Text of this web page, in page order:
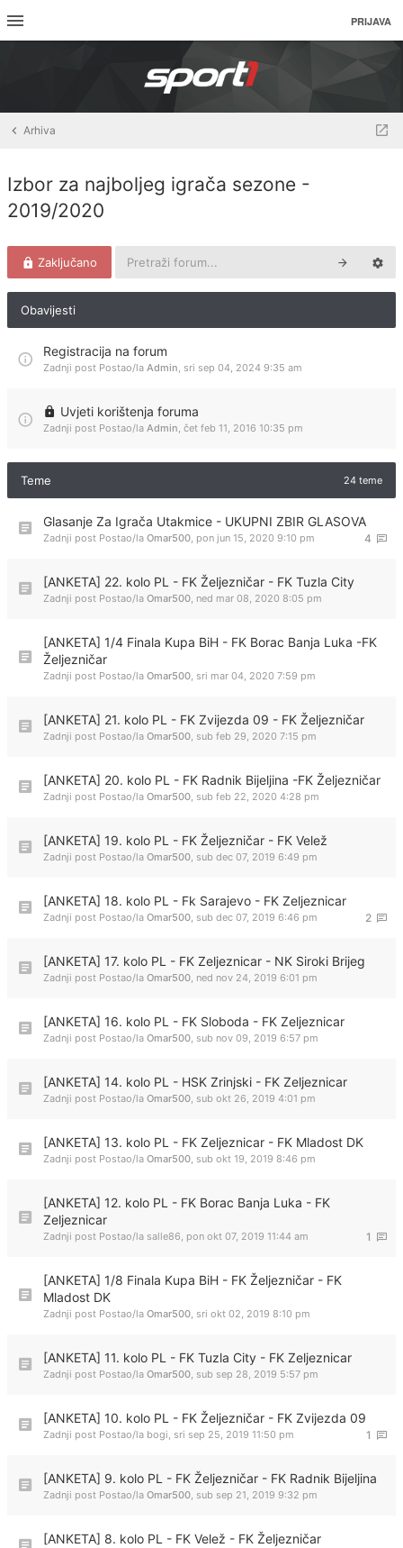
PRIJAVA
Arhiva
Izbor za najboljeg igrača sezone -
2019/2020
Zaključano
Obavijesti
Registracija na forum
Zadnji post Postao/la Admin, sri sep 04, 2024 9:35 am
Uvjeti korištenja foruma
Zadnji post Postao/la Admin, čet feb 11, 2016 10:35 pm
Teme 24 teme
Glasanje Za Igrača Utakmice - UKUPNI ZBIR GLASOVA
4
Zadnji post Postao/la Omar500, pon jun 15, 2020 9:10 pm
[ANKETA] 22. kolo PL - FK Željezničar - FK Tuzla City
Zadnji post Postao/la Omar500, ned mar 08, 2020 8:05 pm
[ANKETA] 1/4 Finala Kupa BiH - FK Borac Banja Luka -FK
Željezničar
Zadnji post Postao/la Omar500, sri mar 04, 2020 7:59 pm
[ANKETA] 21. kolo PL - FK Zvijezda 09 - FK Željezničar
Zadnji post Postao/la Omar500, sub feb 29, 2020 7:15 pm
[ANKETA] 20. kolo PL - FK Radnik Bijeljina -FK Željezničar
Zadnji post Postao/la Omar500, sub feb 22, 2020 4:28 pm
[ANKETA] 19. kolo PL - FK Željezničar - FK Velež
Zadnji post Postao/la Omar500, sub dec 07, 2019 6:49 pm
[ANKETA] 18. kolo PL - Fk Sarajevo - FK Zeljeznicar
2
Zadnji post Postao/la Omar500, sub dec 07, 2019 6:46 pm
[ANKETA] 17. kolo PL - FK Zeljeznicar - NK Siroki Brijeg
Zadnji post Postao/la Omar500, ned nov 24, 2019 6:01 pm
[ANKETA] 16. kolo PL - FK Sloboda - FK Zeljeznicar
Zadnji post Postao/la Omar500, sub nov 09, 2019 6:57 pm
[ANKETA] 14. kolo PL - HSK Zrinjski - FK Zeljeznicar
Zadnji post Postao/la Omar500, sub okt 26, 2019 4:01 pm
[ANKETA] 13. kolo PL - FK Zeljeznicar - FK Mladost DK
Zadnji post Postao/la Omar500, sub okt 19, 2019 8:46 pm
[ANKETA] 12. kolo PL - FK Borac Banja Luka - FK
Zeljeznicar
1
Zadnji post Postao/la salle86, pon okt 07, 2019 11:44 am
[ANKETA] 1/8 Finala Kupa BiH - FK Željezničar - FK
Mladost DK
Zadnji post Postao/la Omar500, sri okt 02, 2019 8:10 pm
[ANKETA] 11. kolo PL - FK Tuzla City - FK Zeljeznicar
Zadnji post Postao/la Omar500, sub sep 28, 2019 5:57 pm
[ANKETA] 10. kolo PL - FK Željezničar - FK Zvijezda 09
1
Zadnji post Postao/la bogi, sri sep 25, 2019 11:50 pm
[ANKETA] 9. kolo PL - FK Željezničar - FK Radnik Bijeljina
Zadnji post Postao/la Omar500, sub sep 21, 2019 9:32 pm
[ANKETA] 8. kolo PL - FK Velež - FK Željezničar